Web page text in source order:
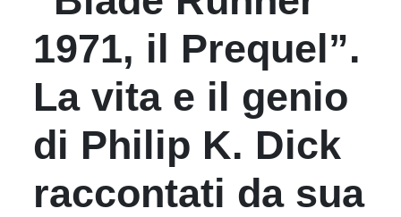
1971, il Prequel”.
La vita e il genio
di Philip K. Dick
raccontati da sua